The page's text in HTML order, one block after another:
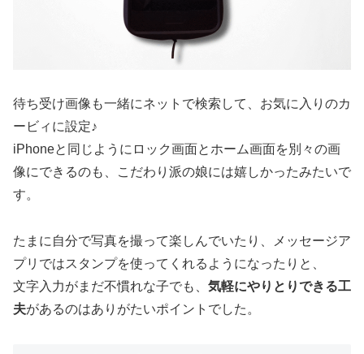
待ち受け画像も一緒にネットで検索して、お気に入りのカ
ービィに設定♪
iPhoneと同じようにロック画面とホーム画面を別々の画
像にできるのも、こだわり派の娘には嬉しかったみたいで
す。
たまに自分で写真を撮って楽しんでいたり、メッセージア
プリではスタンプを使ってくれるようになったりと、
文字入力がまだ不慣れな子でも、 気軽にやりとりできる工
夫があるのはありがたいポイントでした。